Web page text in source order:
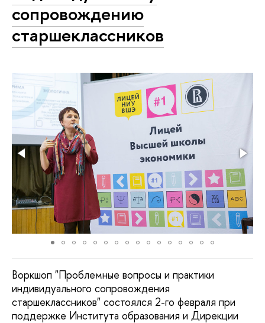
сопровождению
старшеклассников
Воркшоп "Проблемные вопросы и практики
индивидуального сопровождения
старшеклассников" состоялся 2-го февраля при
поддержке Института образования и Дирекции